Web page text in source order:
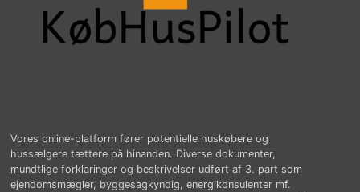
Vores online-platform fører potentielle huskøbere og
hussælgere tættere på hinanden. Diverse dokumenter,
mundtlige forklaringer og beskrivelser udført af 3. part som
ejendomsmægler, byggesagkyndig, energikonsulenter mf.